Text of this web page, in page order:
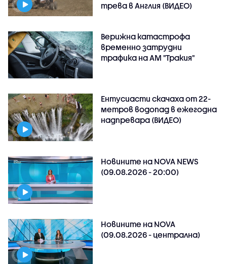
трева в Англия (ВИДЕО)
Верижна катастрофа
временно затрудни
трафика на АМ "Тракия"
Ентусиасти скачаха от 22-
метров водопад в ежегодна
надпревара (ВИДЕО)
Новините на NOVA NEWS
(09.08.2026 - 20:00)
Новините на NOVA
(09.08.2026 - централна)